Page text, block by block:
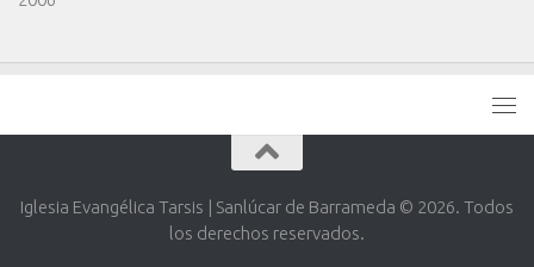
Iglesia Evangélica Tarsis | Sanlúcar de Barrameda © 2026. Todos
los derechos reservados.